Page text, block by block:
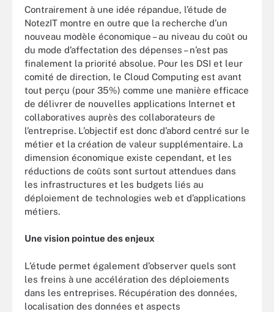
Contrairement à une idée répandue, l’étude de
NotezIT montre en outre que la recherche d’un
nouveau modèle économique – au niveau du coût ou
du mode d’affectation des dépenses – n’est pas
finalement la priorité absolue. Pour les DSI et leur
comité de direction, le Cloud Computing est avant
tout perçu (pour 35%) comme une manière efficace
de délivrer de nouvelles applications Internet et
collaboratives auprès des collaborateurs de
l’entreprise. L’objectif est donc d’abord centré sur le
métier et la création de valeur supplémentaire. La
dimension économique existe cependant, et les
réductions de coûts sont surtout attendues dans
les infrastructures et les budgets liés au
déploiement de technologies web et d’applications
métiers.
Une vision pointue des enjeux
L’étude permet également d’observer quels sont
les freins à une accélération des déploiements
dans les entreprises. Récupération des données,
localisation des données et aspects